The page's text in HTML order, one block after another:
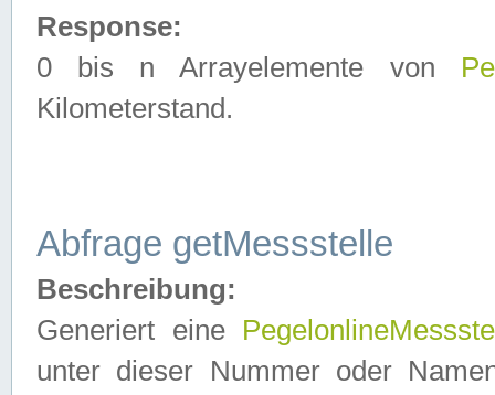
Response:
0 bis n Arrayelemente von
Kilometerstand.
Abfrage getMessstelle
Beschreibung:
Generiert eine
unter dieser Nummer oder